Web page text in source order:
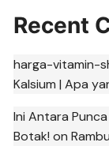
Recent
harga-vitamin-
Kalsium | Apa
Ini Antara
Botak! on